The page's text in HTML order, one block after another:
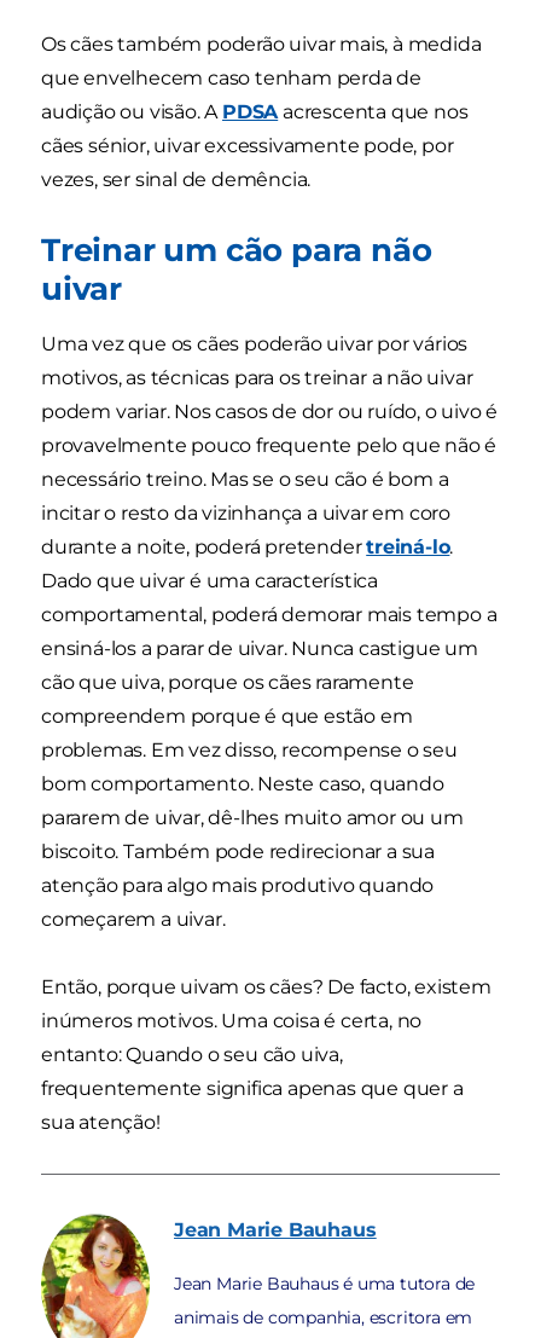
Os cães também poderão uivar mais, à medida
que envelhecem caso tenham perda de
audição ou visão. A PDSAacrescenta que nos
cães sénior, uivar excessivamente pode, por
vezes, ser sinal de demência.
Treinar um cão para não
uivar
Uma vez que os cães poderão uivar por vários
motivos, as técnicas para os treinar a não uivar
podem variar. Nos casos de dor ou ruído, o uivo é
provavelmente pouco frequente pelo que não é
necessário treino. Mas se o seu cão é bom a
incitar o resto da vizinhança a uivar em coro
durante a noite, poderá pretendertreiná-lo.
Dado que uivar é uma característica
comportamental, poderá demorar mais tempo a
ensiná-los a parar de uivar. Nunca castigue um
cão que uiva, porque os cães raramente
compreendem porque é que estão em
problemas. Em vez disso, recompense o seu
bom comportamento. Neste caso, quando
pararem de uivar, dê-lhes muito amor ou um
biscoito. Também pode redirecionar a sua
atenção para algo mais produtivo quando
começarem a uivar.
Então, porque uivam os cães? De facto, existem
inúmeros motivos. Uma coisa é certa, no
entanto: Quando o seu cão uiva,
frequentemente significa apenas que quer a
sua atenção!
Jean Marie Bauhaus
Jean Marie Bauhaus é uma tutora de
animais de companhia, escritora em